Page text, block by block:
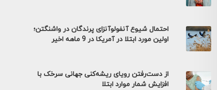
احتمال شیوع آنفولوآنزای پرندگان در واشنگتن؛
اولین مورد ابتلا در آمریکا در 9 ماهه اخیر
از دست‌رفتن رویای ریشه‌کنی جهانی سرخک با
افزایش شمار موارد ابتلا